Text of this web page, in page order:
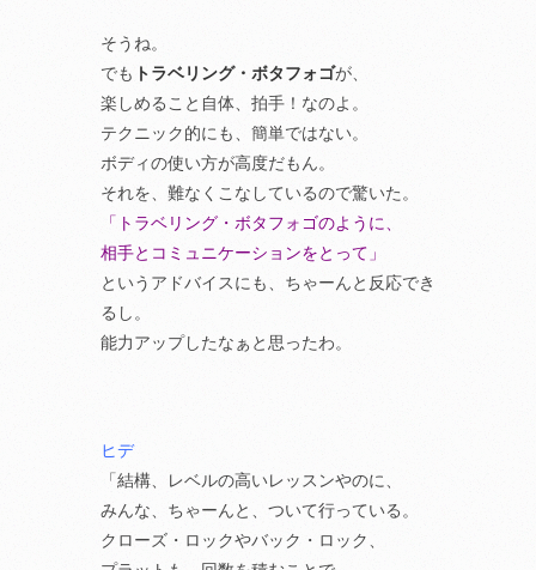
そうね。
でも トラベリング・ボタフォゴが、
楽しめること自体、拍手！なのよ。
テクニック的にも、簡単ではない。
ボディの使い方が高度だもん。
それを、難なくこなしているので驚いた。
「トラベリング・ボタフォゴのように、
相手とコミュニケーションをとって」
というアドバイスにも、ちゃーんと反応でき
るし。
能力アップしたなぁと思ったわ。
ヒデ
「結構、レベルの高いレッスンやのに、
みんな、ちゃーんと、ついて行っている。
クローズ・ロックやバック・ロック、